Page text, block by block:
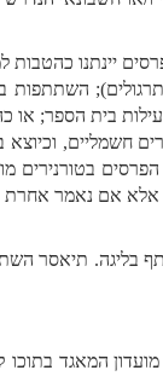
לא יחולקו פרסים כספיים בליגה. הפרסים יינתנו כהטבות למימוש
בבית הספר (לדוגמה – כרטיסיית תרגולים); השתתפות במחנה
אימונים לטורנירים בחו"ל כחלק מפעילות בית הספר; או כהטבות
אחרות כגון ספא זוגי, סדנאות, מוצרים חשמליים, וכיוצא באלה,
בהתאם לשיקול הדעת של ליידיס. הפרסים בטורנירים מוגבלים
למימוש בתוך 60 ימים מיום הזכייה, אלא אם נאמר אחרת בכתב
רק חברות המועדון רשאיות להשתתף בליגה. תיאסר השתתפות
מועדון חברות ללקוחות ליידיס הינו מועדון המאגד בתוכו קהילת